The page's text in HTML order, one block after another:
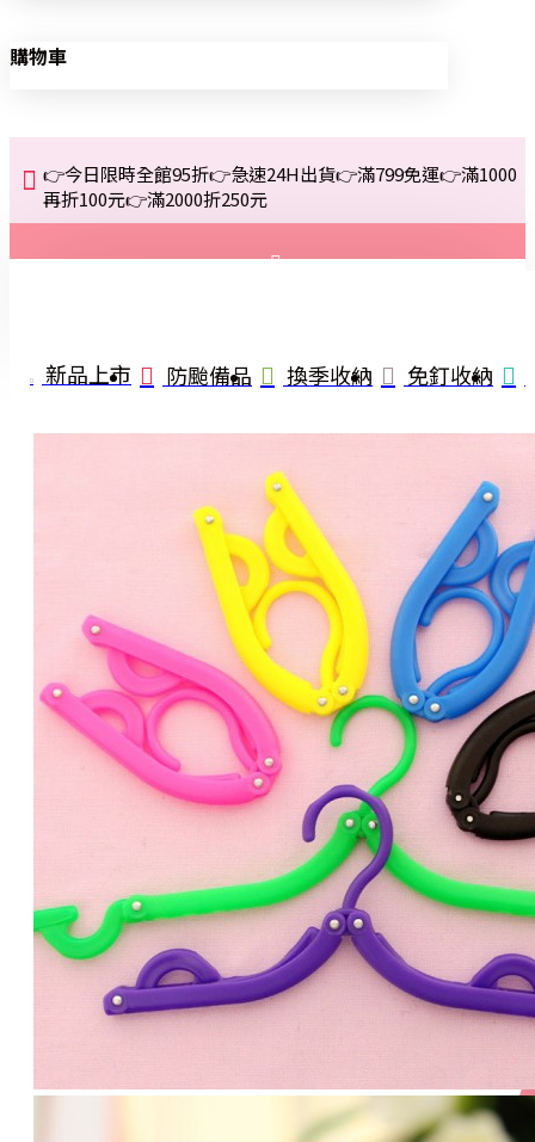
購物車
👉今日限時全館95折👉急速24H出貨👉滿799免運👉滿1000
再折100元👉滿2000折250元
註冊
詢問
新品上市 防颱備品 換季收納 免釘收納